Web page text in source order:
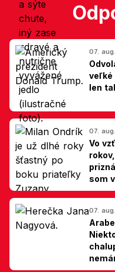
07.
veľké
len
07.
Vo
som
07.